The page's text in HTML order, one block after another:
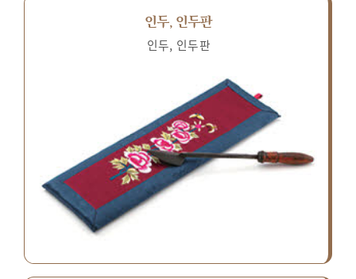
인두, 인두판
인두, 인두판